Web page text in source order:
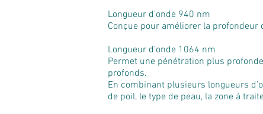
Longueur d’onde 940 nm
Conçue pour améliorer la
Longueur d’onde 1064 nm
Permet une pénétration plus
profonds.
En combinant plusieurs longueurs
de poil, le type de peau, la zone à